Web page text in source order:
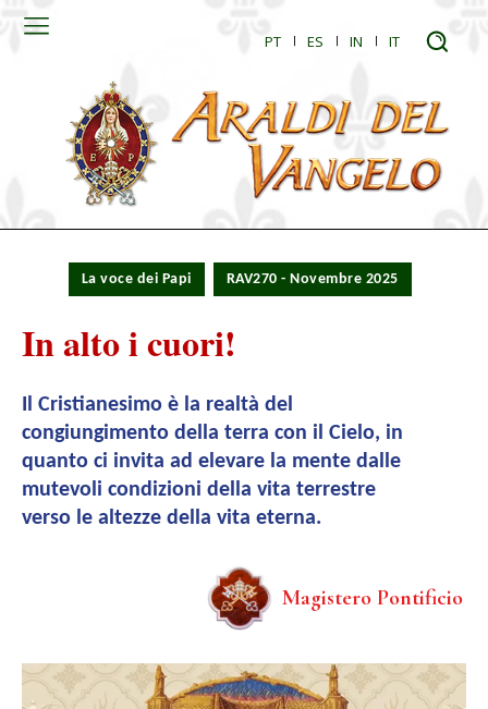
PT ES IN IT
La voce dei Papi RAV270 - Novembre 2025
In alto i cuori!
Il Cristianesimo è la realtà del
congiungimento della terra con il Cielo, in
quanto ci invita ad elevare la mente dalle
mutevoli condizioni della vita terrestre
verso le altezze della vita eterna.
Magistero Pontificio